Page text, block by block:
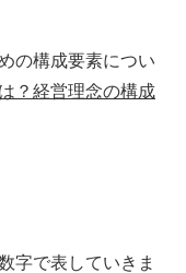
の構成要素につい
？経営理念の構成
字で表していきま